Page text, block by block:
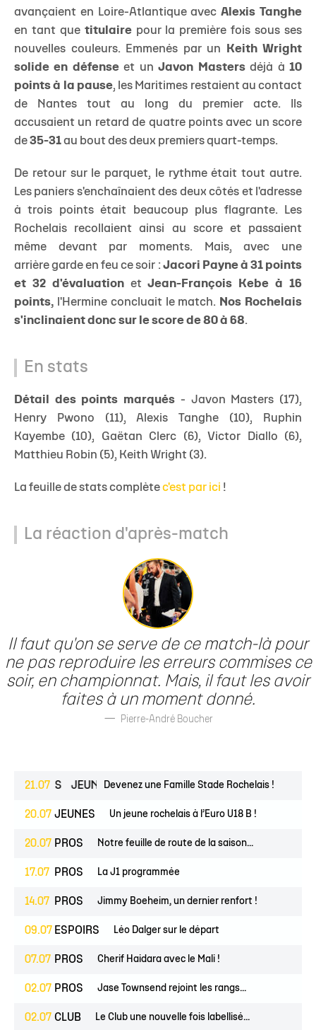
avançaient en Loire-Atlantique avecAlexis Tanghe
en tant quetitulairepour la première fois sous ses
nouvelles couleurs. Emmenés par un
Keith Wright
solide en défenseet unJavon Mastersdéjà à10
points à la pause, les Maritimes restaient au contact
de Nantes tout au long du premier acte. Ils
accusaient un retard de quatre points avec un score
de 35-31 au bout des deux premiers quart-temps.
De retour sur le parquet, le rythme était tout autre.
Les paniers s'enchaînaient des deux côtés et l'adresse
à trois points était beaucoup plus flagrante. Les
Rochelais recollaient ainsi au score et passaient
même devant par moments. Mais, avec une
arrière garde en feu ce soir : Jacori Payne à 31 points
et 32 d'évaluationetJean-François
Kebe à 16
points,
l'Hermine concluait le match. Nos Rochelais
s'inclinaient donc sur le score de 80 à 68.
En stats
Détail des points marqués - Javon Masters (17),
Henry Pwono (11), Alexis Tanghe (10), Ruphin
Kayembe (10), Gaëtan Clerc (6), Victor Diallo (6),
Matthieu Robin (5), Keith Wright (3).
La feuille de stats complète c'est par ici !
La réaction d'après-match
Il faut qu'on se serve de ce match-là pour
ne pas reproduire les erreurs commises ce
soir, en championnat. Mais, il faut les avoir
faites à un moment donné.
Pierre-André Boucher
21.07
ESPOIRS JEUNES Devenez une Famille Stade Rochelais !
20.07 JEUNES Un jeune rochelais à l’Euro U18 B !
20.07 PROS Notre feuille de route de la saison...
17.07 PROS La J1 programmée
14.07 PROS Jimmy Boeheim, un dernier renfort !
09.07 ESPOIRS Léo Dalger sur le départ
07.07 PROS Cherif Haidara avec le Mali !
02.07 PROS Jase Townsend rejoint les rangs...
02.07 CLUB Le Club une nouvelle fois labellisé...